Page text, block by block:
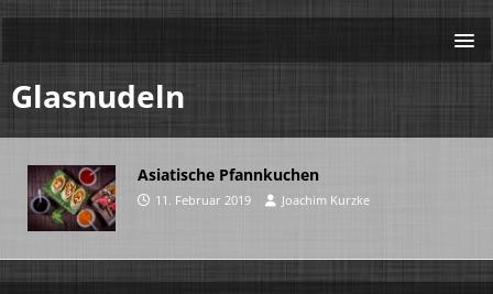
Glasnudeln
Asiatische Pfannkuchen
11. Februar 2019 Joachim Kurzke